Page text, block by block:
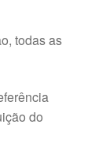
todas as
do